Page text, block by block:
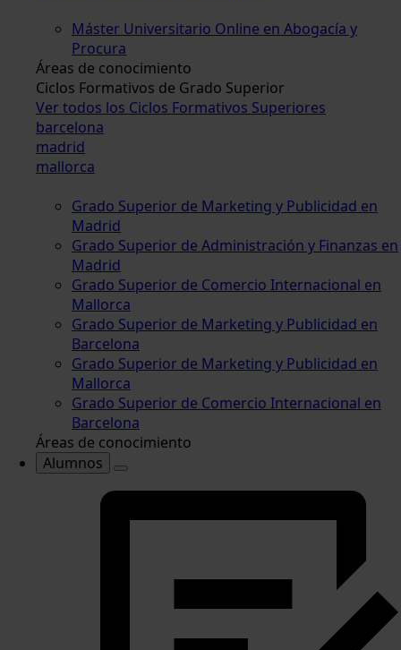
Máster Universitario Online en Abogacía y
Procura
Áreas de conocimiento
Ciclos Formativos de Grado Superior
Ver todos los Ciclos Formativos Superiores
barcelona
madrid
mallorca
Grado Superior de Marketing y Publicidad en
Madrid
Grado Superior de Administración y Finanzas en
Madrid
Grado Superior de Comercio Internacional en
Mallorca
Grado Superior de Marketing y Publicidad en
Barcelona
Grado Superior de Marketing y Publicidad en
Mallorca
Grado Superior de Comercio Internacional en
Barcelona
Áreas de conocimiento
Alumnos